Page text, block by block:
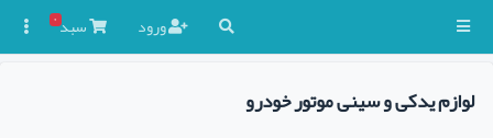
ورود سبد۰
لوازم یدکی و سینی موتور خودرو